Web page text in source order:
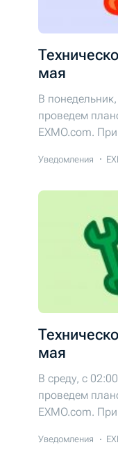
мая
В
проведем
EXMO.com.
Уведомления
мая
В среду, с
проведем
EXMO.com.
Уведомления